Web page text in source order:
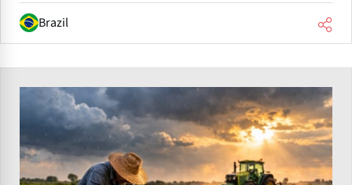
Brazil